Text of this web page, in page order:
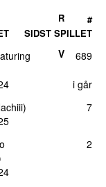
SIDST SPILLET
R #
i går
V 689
)
7
2